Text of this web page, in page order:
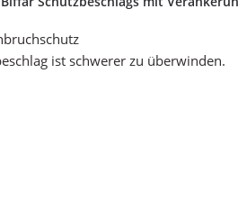
ist schwerer zu überwinden.